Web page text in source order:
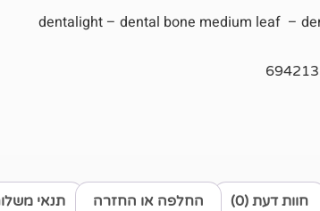
dentalight – dental bone medium leaf –
תנאי חוות דעת (0) החלפה או החזרה